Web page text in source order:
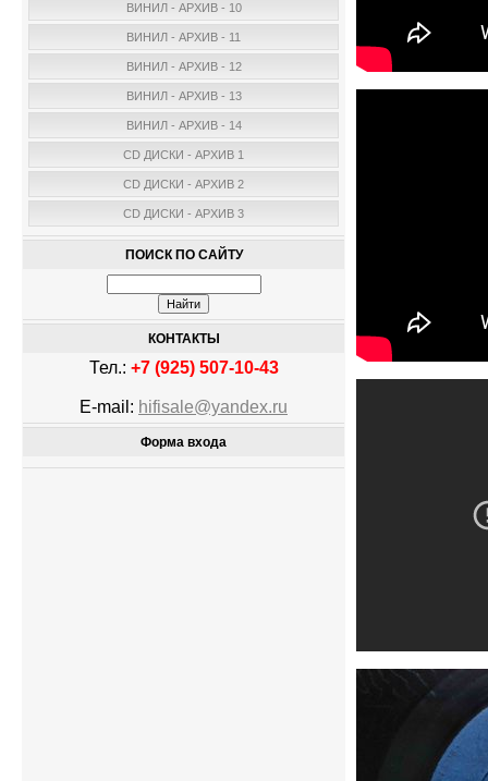
ВИНИЛ - АРХИВ - 10
ВИНИЛ - АРХИВ - 11
ВИНИЛ - АРХИВ - 12
ВИНИЛ - АРХИВ - 13
ВИНИЛ - АРХИВ - 14
CD ДИСКИ - АРХИВ 1
CD ДИСКИ - АРХИВ 2
CD ДИСКИ - АРХИВ 3
ПОИСК ПО САЙТУ
КОНТАКТЫ
Тел.: +7 (925) 507-10-43
E-mail: hifisale@yandex.ru
Форма входа